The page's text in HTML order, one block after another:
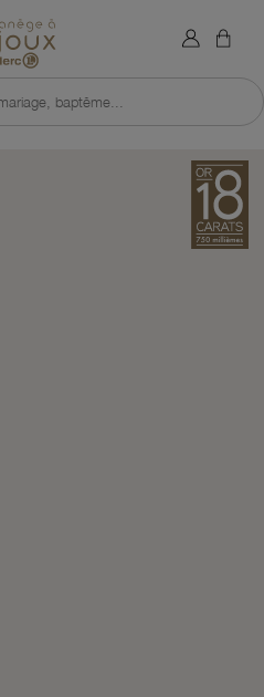
Retour à l'accueil du site
baptême...
×